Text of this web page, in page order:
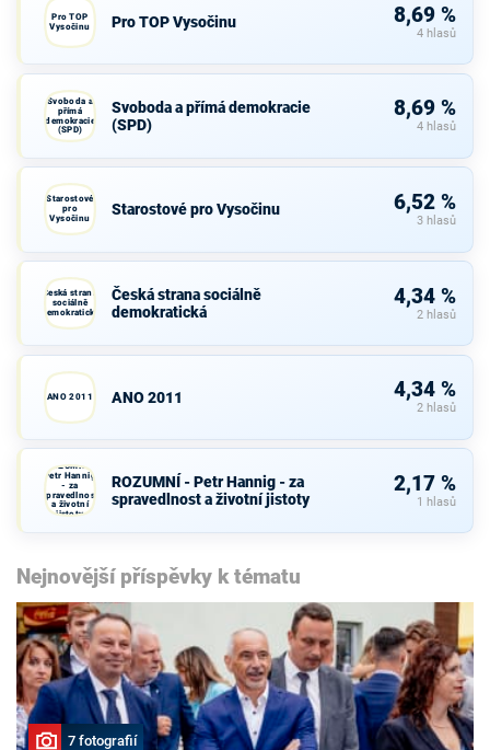
Pro TOP
Vysočinu
Pro TOP Vysočinu 8,69 %
4 hlasů
Svoboda a
přímá
demokracie
(SPD)
Svoboda a přímá demokracie
(SPD)
8,69 %
4 hlasů
Starostové
pro
Vysočinu
Starostové pro Vysočinu 6,52 %
3 hlasů
Česká strana
sociálně
demokratická
Česká strana sociálně
demokratická
4,34 %
2 hlasů
ANO 2011 ANO 2011 4,34 %
2 hlasů
ROZUMNÍ -
Petr Hannig
- za
spravedlnost
a životní
jistoty
ROZUMNÍ - Petr Hannig - za
spravedlnost a životní jistoty
2,17 %
1 hlasů
Nejnovější příspěvky k tématu
7 fotografií